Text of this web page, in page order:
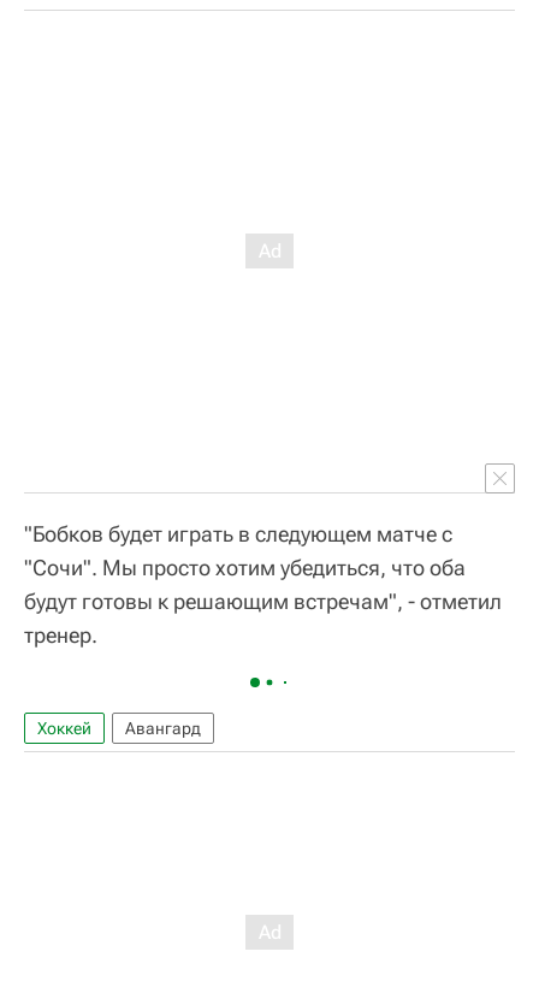
"Бобков будет играть в следующем матче с
"Сочи". Мы просто хотим убедиться, что оба
будут готовы к решающим встречам", - отметил
тренер.
Хоккей Авангард